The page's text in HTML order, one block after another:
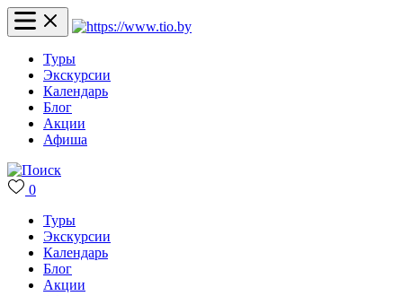
Туры
Экскурсии
Календарь
Блог
Акции
Афиша
0
Туры
Экскурсии
Календарь
Блог
Акции